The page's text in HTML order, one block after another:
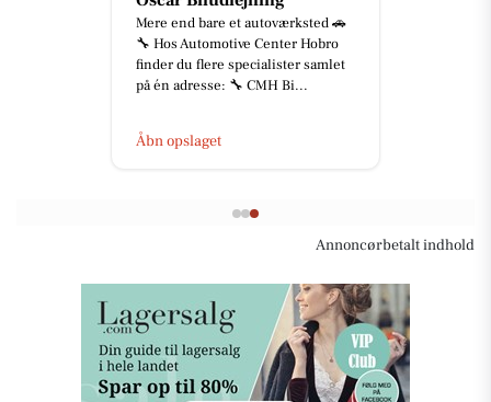
Mere end bare et autoværksted 🚗
🔧 Hos Automotive Center Hobro
finder du flere specialister samlet
på én adresse: 🔧 CMH Bi...
Åbn opslaget
Annoncørbetalt indhold